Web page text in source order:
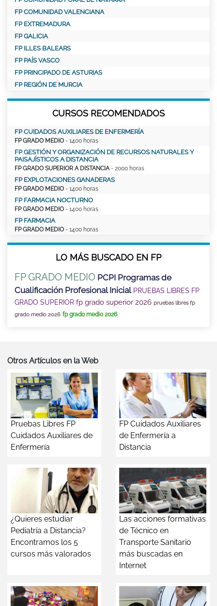
FP COMUNIDAD VALENCIANA
FP EXTREMADURA
FP GALICIA
FP ILLES BALEARS
FP PAÍS VASCO
FP PRINCIPADO DE ASTURIAS
FP REGIÓN DE MURCIA
CURSOS RECOMENDADOS
FP CUIDADOS AUXILIARES DE ENFERMERÍA
FP GRADO MEDIO - 1400 horas
FP GESTIÓN Y ORGANIZACIÓN DE RECURSOS NATURALES Y
PAISAJÍSTICOS A DISTANCIA
FP GRADO SUPERIOR A DISTANCIA- 2000 horas
FP EXPLOTACIONES GANADERAS
FP GRADO MEDIO - 1400 horas
FP FARMACIA NOCTURNO
FP GRADO MEDIO - 1400 horas
FP FARMACIA
FP GRADO MEDIO - 1400 horas
LO MÁS BUSCADO EN FP
FP GRADO MEDIO PCPI Programas de
Cualificación Profesional Inicial PRUEBAS LIBRES FP
GRADO SUPERIOR fp grado superior 2026 pruebas libres fp
grado medio 2026 fp grado medio 2026
Otros Artículos en la Web
Pruebas Libres FP
Cuidados Auxiliares de
Enfermería
FP Cuidados Auxiliares
de Enfermería a
Distancia
¿Quieres estudiar
Pediatría a Distancia?
Encontramos los 5
cursos más valorados
Las acciones formativas
de Técnico en
Transporte Sanitario
más buscadas en
Internet